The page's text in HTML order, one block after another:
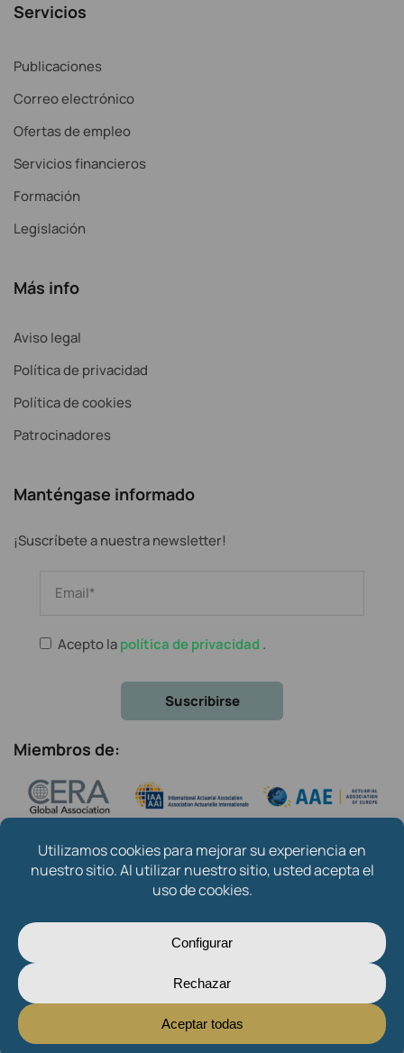
Servicios
Publicaciones
Correo electrónico
Ofertas de empleo
Servicios financieros
Formación
Legislación
Más info
Aviso legal
Política de privacidad
Política de cookies
Patrocinadores
Manténgase informado
¡Suscríbete a nuestra newsletter!
Acepto lapolítica de privacidad .
Miembros de:
Copyright © 2024Instituto de Actuarios Españoles.
Created byOksana Mytsan
Sobre nosotros